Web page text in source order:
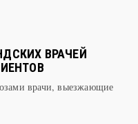
мужчин на 2 000 больше,
ВРАЧЕЙ